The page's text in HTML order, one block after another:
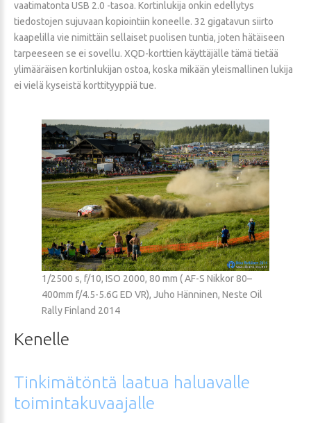
vaatimatonta USB 2.0 -tasoa. Kortinlukija onkin edellytys
tiedostojen sujuvaan kopiointiin koneelle. 32 gigatavun siirto
kaapelilla vie nimittäin sellaiset puolisen tuntia, joten hätäiseen
tarpeeseen se ei sovellu. XQD-korttien käyttäjälle tämä tietää
ylimääräisen kortinlukijan ostoa, koska mikään yleismallinen lukija
ei vielä kyseistä korttityyppiä tue.
1/2500 s, f/10, ISO 2000, 80 mm ( AF-S Nikkor 80–
400mm f/4.5-5.6G ED VR), Juho Hänninen, Neste Oil
Rally Finland 2014
Kenelle
Tinkimätöntä laatua haluavalle
toimintakuvaajalle